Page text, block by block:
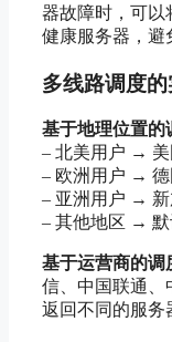
器故障时，可以
健康服务器，避
多线路调度
基于地理位置的
– 北美用户 → 美
– 欧洲用户 → 德
– 亚洲用户 → 新
– 其他地区 → 默
基于运营商的调
信、中国联通、
返回不同的服务